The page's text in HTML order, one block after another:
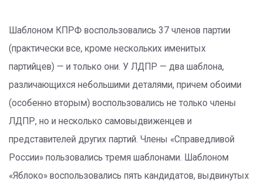
Шаблоном КПРФ воспользовались 37 членов партии
(практически все, кроме нескольких именитых
партийцев) — и только они. У ЛДПР — два шаблона,
различающихся небольшими деталями, причем обоими
(особенно вторым) воспользовались не только члены
ЛДПР, но и несколько самовыдвиженцев и
представителей других партий. Члены «Справедливой
России» пользовались тремя шаблонами. Шаблоном
«Яблоко» воспользовались пять кандидатов, выдвинутых